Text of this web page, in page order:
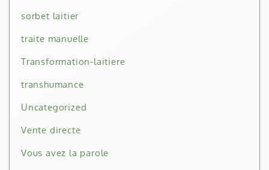
sorbet laitier
traite manuelle
Transformation-laitiere
transhumance
Uncategorized
Vente directe
Vous avez la parole